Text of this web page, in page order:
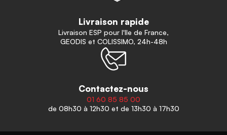
Livraison rapide
Livraison ESP pour l'Ile de France,
GEODIS et COLISSIMO, 24h-48h
Contactez-nous
01 60 85 85 00
de 08h30 à 12h30 et de 13h30 à 17h30